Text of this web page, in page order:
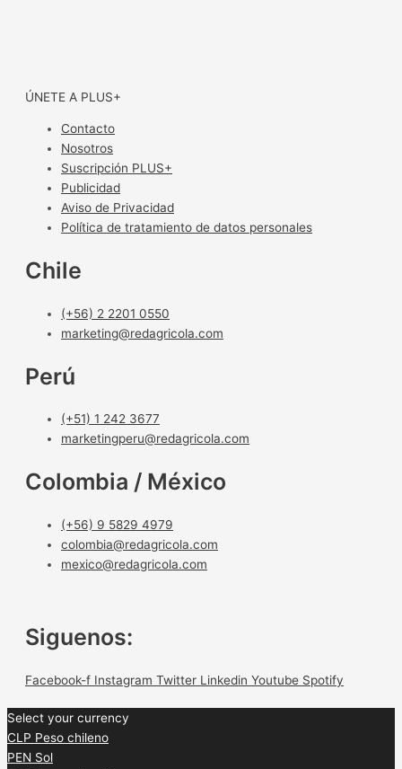
ÚNETE A PLUS+
Contacto
Nosotros
Suscripción PLUS+
Publicidad
Aviso de Privacidad
Política de tratamiento de datos personales
Chile
(+56) 2 2201 0550
marketing@redagricola.com
Perú
(+51) 1 242 3677
marketingperu@redagricola.com
Colombia / México
(+56) 9 5829 4979
colombia@redagricola.com
mexico@redagricola.com
Siguenos:
Facebook-f Instagram Twitter Linkedin Youtube Spotify
Select your currency
CLP Peso chileno
PEN Sol